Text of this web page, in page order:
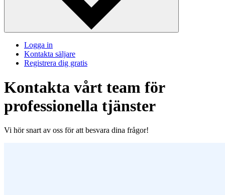
Logga in
Kontakta säljare
Registrera dig gratis
Kontakta vårt team för
professionella tjänster
Vi hör snart av oss för att besvara dina frågor!